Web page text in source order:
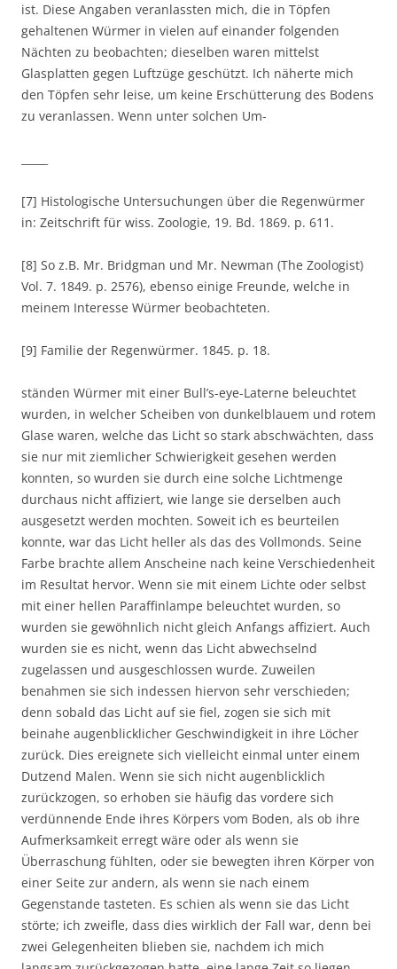
ist. Diese Angaben veranlassten mich, die in Töpfen
gehaltenen Würmer in vielen auf einander folgenden
Nächten zu beobachten; dieselben waren mittelst
Glasplatten gegen Luftzüge geschützt. Ich näherte mich
den Töpfen sehr leise, um keine Erschütterung des Bodens
zu veranlassen. Wenn unter solchen Um-
[7] Histologische Untersuchungen über die Regenwürmer
in: Zeitschrift für wiss. Zoologie, 19. Bd. 1869. p. 611.
[8] So z.B. Mr. Bridgman und Mr. Newman (The Zoologist)
Vol. 7. 1849. p. 2576), ebenso einige Freunde, welche in
meinem Interesse Würmer beobachteten.
[9] Familie der Regenwürmer. 1845. p. 18.
ständen Würmer mit einer Bull’s-eye-Laterne beleuchtet
wurden, in welcher Scheiben von dunkelblauem und rotem
Glase waren, welche das Licht so stark abschwächten, dass
sie nur mit ziemlicher Schwierigkeit gesehen werden
konnten, so wurden sie durch eine solche Lichtmenge
durchaus nicht affiziert, wie lange sie derselben auch
ausgesetzt werden mochten. Soweit ich es beurteilen
konnte, war das Licht heller als das des Vollmonds. Seine
Farbe brachte allem Anscheine nach keine Verschiedenheit
im Resultat hervor. Wenn sie mit einem Lichte oder selbst
mit einer hellen Paraffinlampe beleuchtet wurden, so
wurden sie gewöhnlich nicht gleich Anfangs affiziert. Auch
wurden sie es nicht, wenn das Licht abwechselnd
zugelassen und ausgeschlossen wurde. Zuweilen
benahmen sie sich indessen hiervon sehr verschieden;
denn sobald das Licht auf sie fiel, zogen sie sich mit
beinahe augenblicklicher Geschwindigkeit in ihre Löcher
zurück. Dies ereignete sich vielleicht einmal unter einem
Dutzend Malen. Wenn sie sich nicht augenblicklich
zurückzogen, so erhoben sie häufig das vordere sich
verdünnende Ende ihres Körpers vom Boden, als ob ihre
Aufmerksamkeit erregt wäre oder als wenn sie
Überraschung fühlten, oder sie bewegten ihren Körper von
einer Seite zur andern, als wenn sie nach einem
Gegenstande tasteten. Es schien als wenn sie das Licht
störte; ich zweifle, dass dies wirklich der Fall war, denn bei
zwei Gelegenheiten blieben sie, nachdem ich mich